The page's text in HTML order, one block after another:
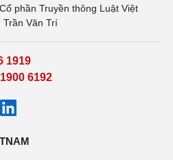
phần Truyền thông Luật Việt
Trần Văn Trí
1919
1900 6192